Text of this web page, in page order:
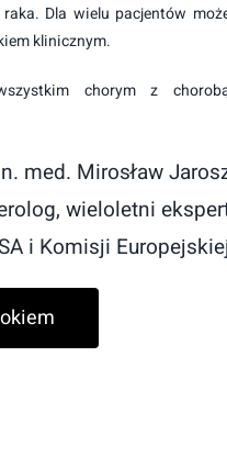
Dla wielu pacjentów
klinicznym.
chorym z
med. Mirosław
wieloletni
i Komisji